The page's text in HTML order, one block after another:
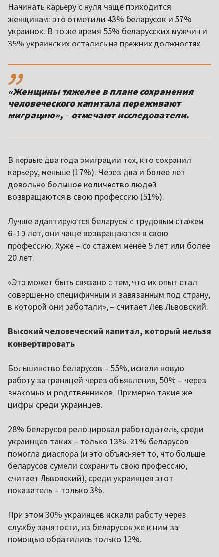
Начинать карьеру с нуля чаще приходится
женщинам: это отметили 43% беларусок и 57%
украинок. В то же время 55% беларусских мужчин и
35% украинских остались на прежних должностях.
,,
«Женщины тяжелее в плане сохранения
человеческого капитала переживают
миграцию», – отмечают исследователи.
В первые два года эмиграции тех, кто сохранил
карьеру, меньше (17%). Через два и более лет
довольно большое количество людей
возвращаются в свою профессию (51%).
Лучше адаптируются беларусы с трудовым стажем
6–10 лет, они чаще возвращаются в свою
профессию. Хуже – со стажем менее 5 лет или более
20 лет.
«Это может быть связано с тем, что их опыт стал
совершенно специфичным и завязанным под страну,
в которой они работали», – считает Лев Львовский.
Высокий человеческий капитал, который нельзя
конвертировать
Большинство беларусов – 55%, искали новую
работу за границей через объявления, 50% – через
знакомых и родственников. Примерно такие же
цифры среди украинцев.
28% беларусов релоцировал работодатель, среди
украинцев таких – только 13%. 21% беларусов
помогла диаспора (и это объясняет то, что больше
беларусов сумели сохранить свою профессию,
считает Львовский), среди украинцев этот
показатель – только 3%.
При этом 30% украинцев искали работу через
службу занятости, из беларусов же к ним за
помощью обратились только 13%.